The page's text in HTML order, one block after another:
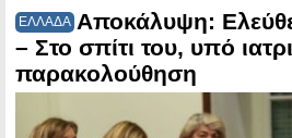
ΕΛΛΑΔΑ Αποκάλυψη:
– Στο σπίτι του, υπό
παρακολούθηση